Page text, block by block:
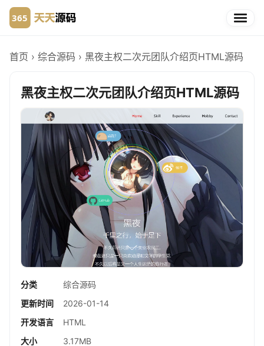
首页 › 综合源码 › 黑夜主权二次元团队介绍页HTML源码
黑夜主权二次元团队介绍页HTML源码
分类
综合源码
更新时间
2026-01-14
开发语言
HTML
大小
3.17MB